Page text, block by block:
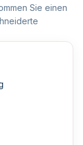
Sie einen